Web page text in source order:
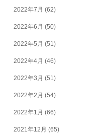
2022年7月 (62)
2022年6月 (50)
2022年5月 (51)
2022年4月 (46)
2022年3月 (51)
2022年2月 (54)
2022年1月 (66)
2021年12月 (65)